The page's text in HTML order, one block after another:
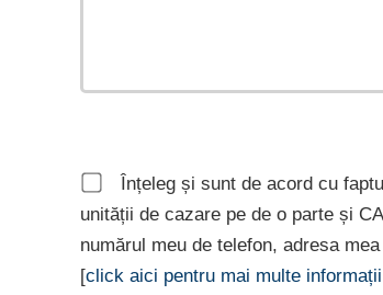
Înțeleg și sunt de acord cu
unității de cazare pe de o parte și
numărul meu de telefon, adresa
[click aici pentru mai multe